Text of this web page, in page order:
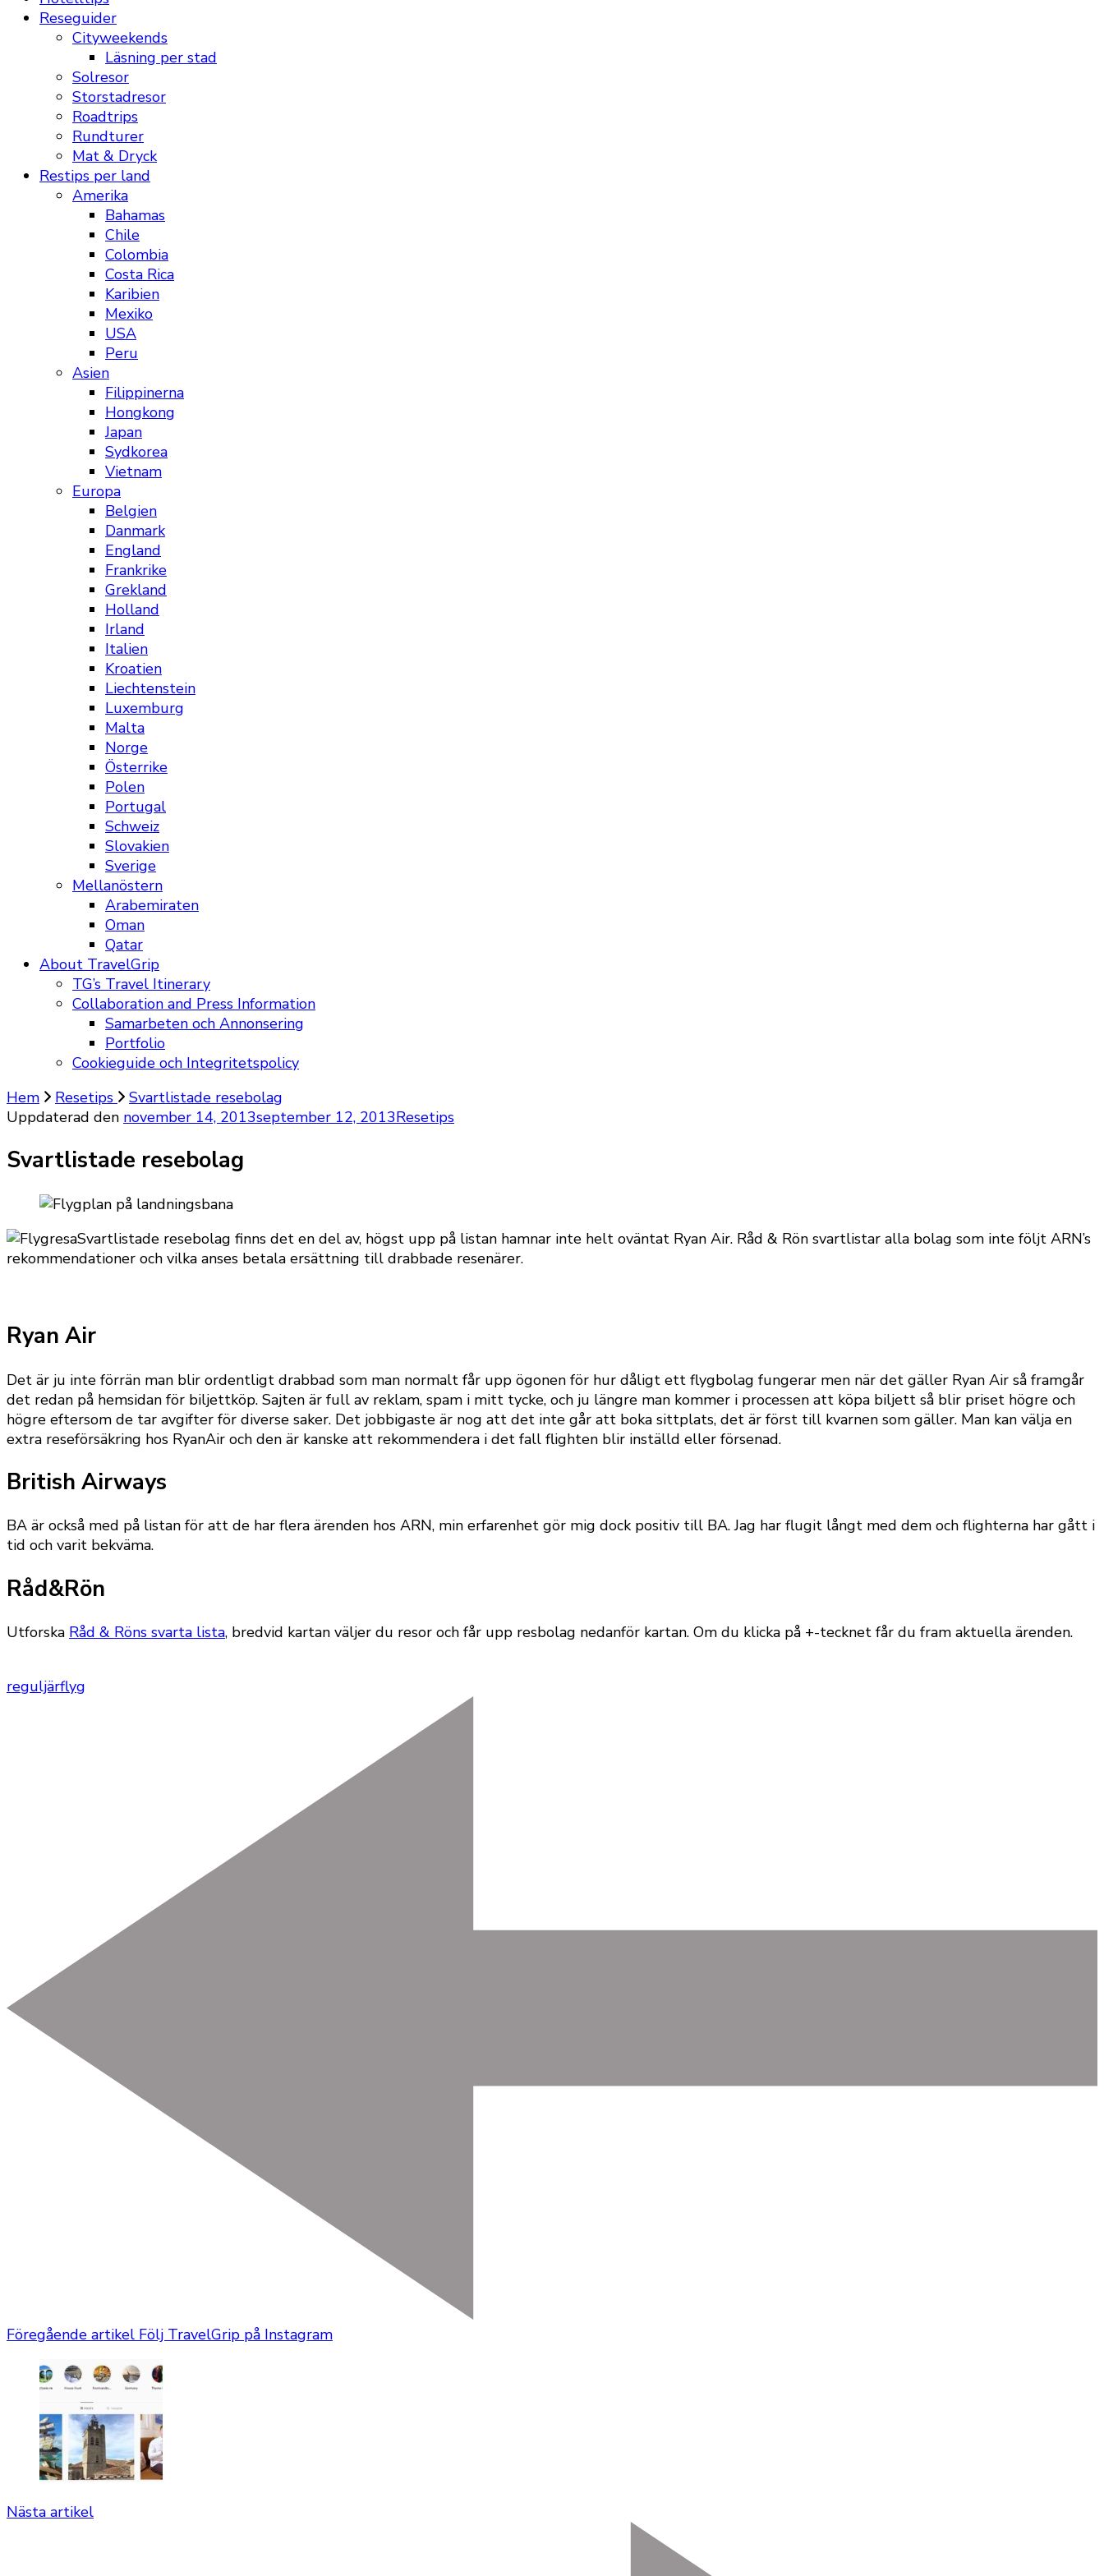
Reseguider
Cityweekends
Läsning per stad
Solresor
Storstadresor
Roadtrips
Rundturer
Mat & Dryck
Restips per land
Amerika
Bahamas
Chile
Colombia
Costa Rica
Karibien
Mexiko
USA
Peru
Asien
Filippinerna
Hongkong
Japan
Sydkorea
Vietnam
Europa
Belgien
Danmark
England
Frankrike
Grekland
Holland
Irland
Italien
Kroatien
Liechtenstein
Luxemburg
Malta
Norge
Österrike
Polen
Portugal
Schweiz
Slovakien
Sverige
Mellanöstern
Arabemiraten
Oman
Qatar
About TravelGrip
TG’s Travel Itinerary
Collaboration and Press Information
Samarbeten och Annonsering
Portfolio
Cookieguide och Integritetspolicy
Hem
Resetips
Svartlistade resebolag
Uppdaterad den november 14, 2013september 12, 2013Resetips
Svartlistade resebolag
Svartlistade resebolag finns det en del av, högst upp på listan hamnar inte helt oväntat Ryan Air. Råd & Rön svartlistar alla bolag som inte följt ARN’s
rekommendationer och vilka anses betala ersättning till drabbade resenärer.
Ryan Air
Det är ju inte förrän man blir ordentligt drabbad som man normalt får upp ögonen för hur dåligt ett flygbolag fungerar men när det gäller Ryan Air så framgår
det redan på hemsidan för biljettköp. Sajten är full av reklam, spam i mitt tycke, och ju längre man kommer i processen att köpa biljett så blir priset högre och
högre eftersom de tar avgifter för diverse saker. Det jobbigaste är nog att det inte går att boka sittplats, det är först till kvarnen som gäller. Man kan välja en
extra reseförsäkring hos RyanAir och den är kanske att rekommendera i det fall flighten blir inställd eller försenad.
British Airways
BA är också med på listan för att de har flera ärenden hos ARN, min erfarenhet gör mig dock positiv till BA. Jag har flugit långt med dem och flighterna har gått i
tid och varit bekväma.
Råd&Rön
Utforska Råd & Röns svarta lista, bredvid kartan väljer du resor och får upp resbolag nedanför kartan. Om du klicka på +-tecknet får du fram aktuella ärenden.
reguljärflyg
Föregående artikel Följ TravelGrip på Instagram
Nästa artikel